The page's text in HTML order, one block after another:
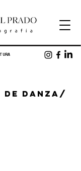
DE DANZA/